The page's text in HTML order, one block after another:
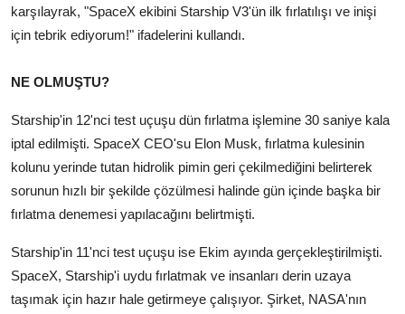
karşılayrak, "SpaceX ekibini Starship V3'ün ilk fırlatılışı ve inişi
için tebrik ediyorum!" ifadelerini kullandı.
NE OLMUŞTU?
Starship'in 12'nci test uçuşu dün fırlatma işlemine 30 saniye kala
iptal edilmişti. SpaceX CEO'su Elon Musk, fırlatma kulesinin
kolunu yerinde tutan hidrolik pimin geri çekilmediğini belirterek
sorunun hızlı bir şekilde çözülmesi halinde gün içinde başka bir
fırlatma denemesi yapılacağını belirtmişti.
Starship'in 11'nci test uçuşu ise Ekim ayında gerçekleştirilmişti.
SpaceX, Starship'i uydu fırlatmak ve insanları derin uzaya
taşımak için hazır hale getirmeye çalışıyor. Şirket, NASA'nın